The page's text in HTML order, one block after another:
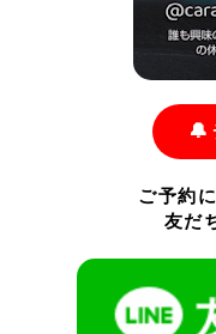
🔔
ご予約
友だ